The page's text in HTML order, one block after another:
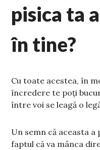
pisica ta
în tine?
Cu toate acestea, în
încredere te poți
între voi se leagă o
Un semn că aceasta
faptul că va mânca